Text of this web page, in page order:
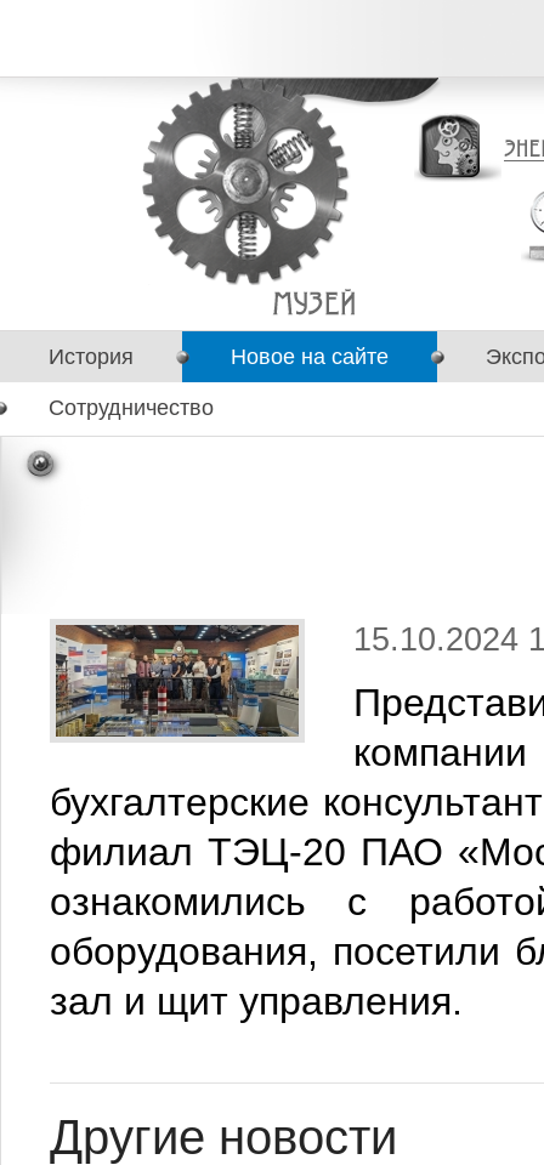
История Новое на сайте
Сотрудничество
15.10.2024
бухгалтерские
филиал ТЭЦ-20 ПАО
ознакомились с
оборудования, посетили
зал и щит управления.
Другие новости